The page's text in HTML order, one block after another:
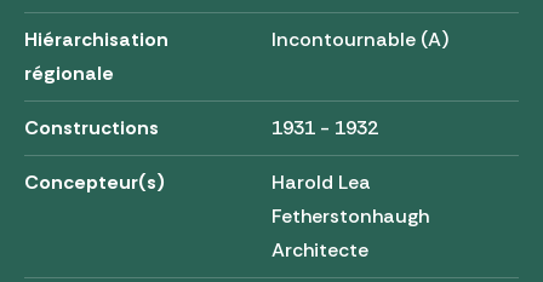
Hiérarchisation
régionale
Incontournable (A)
Constructions 1931 - 1932
Concepteur(s)
Harold Lea
Fetherstonhaugh
Architecte